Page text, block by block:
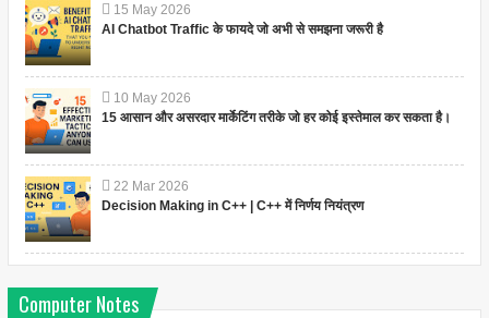
15 May 2026
AI Chatbot Traffic के फायदे जो अभी से समझना जरूरी है
10 May 2026
15 आसान और असरदार मार्केटिंग तरीके जो हर कोई इस्तेमाल कर सकता है।
22 Mar 2026
Decision Making in C++ | C++ में निर्णय नियंत्रण
Computer Notes